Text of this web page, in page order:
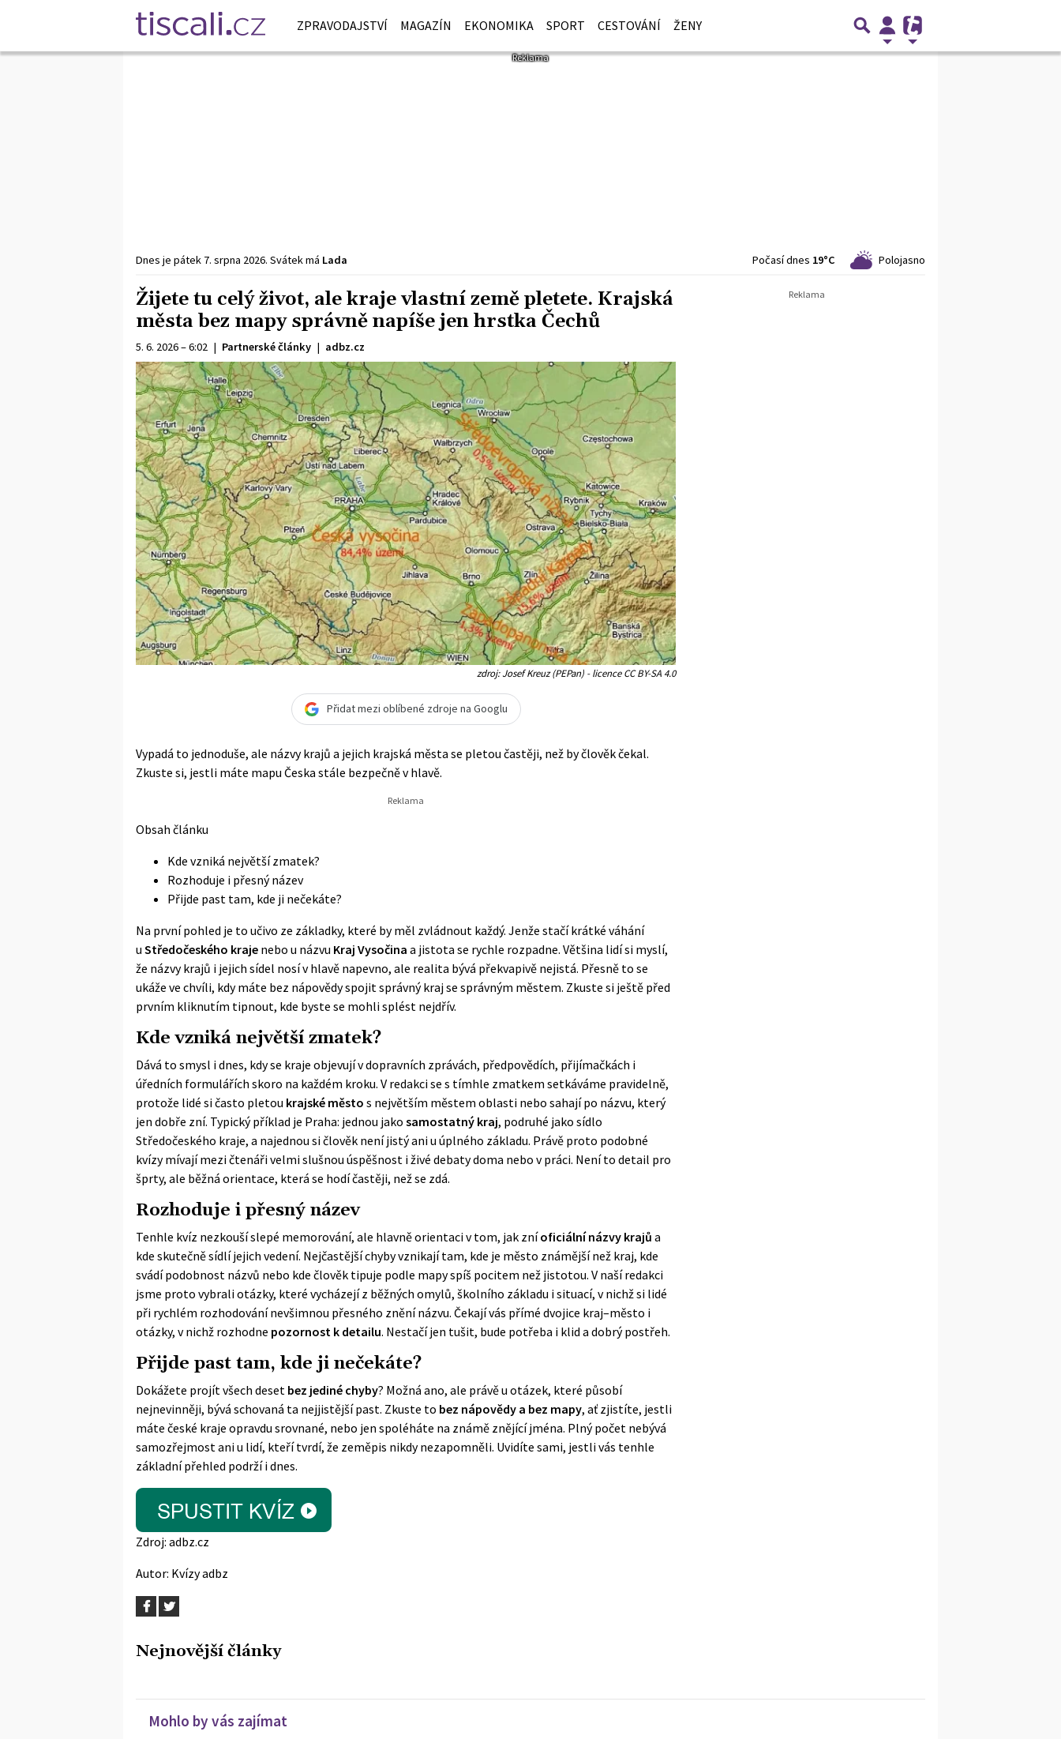
ZPRAVODAJSTVÍ MAGAZÍN EKONOMIKA SPORT CESTOVÁNÍ ŽENY
Dnes je pátek 7. srpna 2026. Svátek má Lada Počasí dnes 19°C Polojasno
Žijete tu celý život, ale kraje vlastní země pletete. Krajská
města bez mapy správně napíše jen hrstka Čechů
5. 6. 2026 – 6:02 | Partnerské články | adbz.cz
zdroj: Josef Kreuz (PEPan) - licence CC BY-SA 4.0
Přidat mezi oblíbené zdroje na Googlu
Vypadá to jednoduše, ale názvy krajů a jejich krajská města se pletou častěji, než by člověk čekal.
Zkuste si, jestli máte mapu Česka stále bezpečně v hlavě.
Obsah článku
Kde vzniká největší zmatek?
Rozhoduje i přesný název
Přijde past tam, kde ji nečekáte?
Na první pohled je to učivo ze základky, které by měl zvládnout každý. Jenže stačí krátké váhání
u Středočeského kraje nebo u názvu Kraj Vysočina a jistota se rychle rozpadne. Většina lidí si myslí,
že názvy krajů i jejich sídel nosí v hlavě napevno, ale realita bývá překvapivě nejistá. Přesně to se
ukáže ve chvíli, kdy máte bez nápovědy spojit správný kraj se správným městem. Zkuste si ještě před
prvním kliknutím tipnout, kde byste se mohli splést nejdřív.
Kde vzniká největší zmatek?
Dává to smysl i dnes, kdy se kraje objevují v dopravních zprávách, předpovědích, přijímačkách i
úředních formulářích skoro na každém kroku. V redakci se s tímhle zmatkem setkáváme pravidelně,
protože lidé si často pletou krajské město s největším městem oblasti nebo sahají po názvu, který
jen dobře zní. Typický příklad je Praha: jednou jako samostatný kraj, podruhé jako sídlo
Středočeského kraje, a najednou si člověk není jistý ani u úplného základu. Právě proto podobné
kvízy mívají mezi čtenáři velmi slušnou úspěšnost i živé debaty doma nebo v práci. Není to detail pro
šprty, ale běžná orientace, která se hodí častěji, než se zdá.
Rozhoduje i přesný název
Tenhle kvíz nezkouší slepé memorování, ale hlavně orientaci v tom, jak zníoficiální názvy krajů a
kde skutečně sídlí jejich vedení. Nejčastější chyby vznikají tam, kde je město známější než kraj, kde
svádí podobnost názvů nebo kde člověk tipuje podle mapy spíš pocitem než jistotou. V naší redakci
jsme proto vybrali otázky, které vycházejí z běžných omylů, školního základu i situací, v nichž si lidé
při rychlém rozhodování nevšimnou přesného znění názvu. Čekají vás přímé dvojice kraj–město i
otázky, v nichž rozhodne pozornost k detailu. Nestačí jen tušit, bude potřeba i klid a dobrý postřeh.
Přijde past tam, kde ji nečekáte?
Dokážete projít všech deset bez jediné chyby? Možná ano, ale právě u otázek, které působí
nejnevinněji, bývá schovaná ta nejjistější past. Zkuste to bez nápovědy a bez mapy, ať zjistíte, jestli
máte české kraje opravdu srovnané, nebo jen spoléháte na známě znějící jména. Plný počet nebývá
samozřejmost ani u lidí, kteří tvrdí, že zeměpis nikdy nezapomněli. Uvidíte sami, jestli vás tenhle
základní přehled podrží i dnes.
Zdroj: adbz.cz
Autor: Kvízy adbz
Nejnovější články
Mohlo by vás zajímat